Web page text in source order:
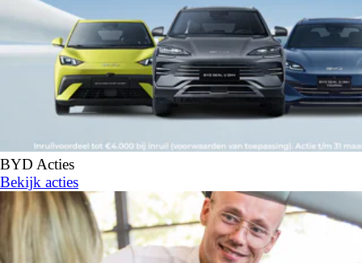
BYD Acties
Bekijk acties